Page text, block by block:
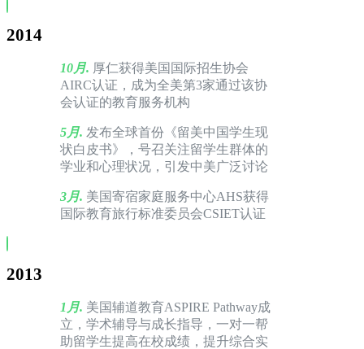
2014
10月. 厚仁获得美国国际招生协会
AIRC认证，成为全美第3家通过该协
会认证的教育服务机构
5月. 发布全球首份《留美中国学生现
状白皮书》，号召关注留学生群体的
学业和心理状况，引发中美广泛讨论
3月. 美国寄宿家庭服务中心AHS获得
国际教育旅行标准委员会CSIET认证
2013
1月. 美国辅道教育ASPIRE Pathway成
立，学术辅导与成长指导，一对一帮
助留学生提高在校成绩，提升综合实